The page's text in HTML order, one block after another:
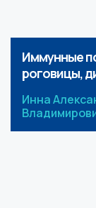
Иммунные
роговицы,
Инна